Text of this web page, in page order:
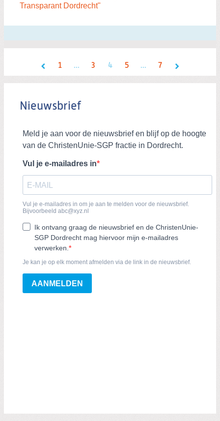
Transparant Dordrecht"
1 ... 3 4 5 ... 7
Nieuwsbrief